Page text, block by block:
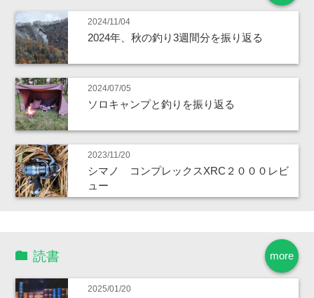
2024/11/04
2024年、秋の釣り3週間分を振り返る
2024/07/05
ソロキャンプと釣りを振り返る
2023/11/20
シマノ コンプレックスXRC２０００レビ
ュー
more
読書
2025/01/20